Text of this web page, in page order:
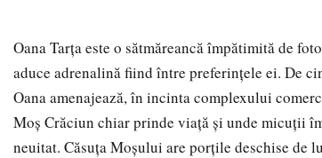
Oana Tarţa este o sătmăreancă împătimită de
aduce adrenalină fiind între preferinţele ei. De
Oana amenajează, în incinta complexului
Moş Crăciun chiar prinde viaţă şi unde micuţii
neuitat. Căsuța Moșului are porțile deschise de